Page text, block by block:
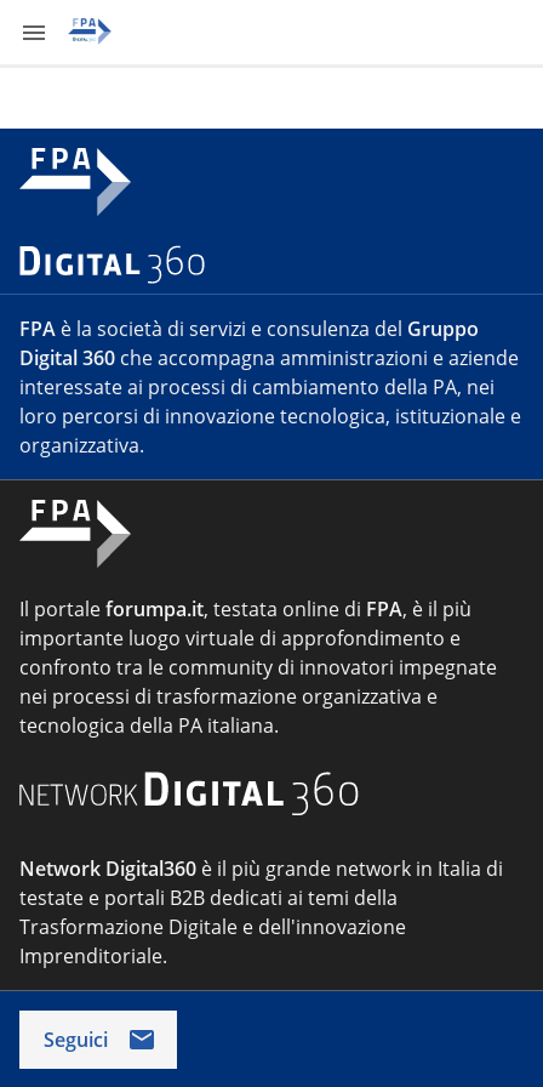
FPA è la società di servizi e consulenza del Gruppo
Digital 360 che accompagna amministrazioni e aziende
interessate ai processi di cambiamento della PA, nei
loro percorsi di innovazione tecnologica, istituzionale e
organizzativa.
Il portaleforumpa.it, testata online di FPA, è il più
importante luogo virtuale di approfondimento e
confronto tra le community di innovatori impegnate
nei processi di trasformazione organizzativa e
tecnologica della PA italiana.
Network Digital360 è il più grande network in Italia di
testate e portali B2B dedicati ai temi della
Trasformazione Digitale e dell'innovazione
Imprenditoriale.
Seguici